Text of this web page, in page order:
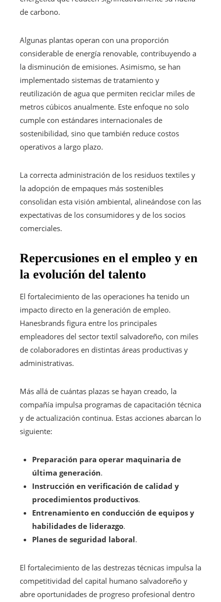
de carbono.
Algunas plantas operan con una proporción
considerable de energía renovable, contribuyendo a
la disminución de emisiones. Asimismo, se han
implementado sistemas de tratamiento y
reutilización de agua que permiten reciclar miles de
metros cúbicos anualmente. Este enfoque no solo
cumple con estándares internacionales de
sostenibilidad, sino que también reduce costos
operativos a largo plazo.
La correcta administración de los residuos textiles y
la adopción de empaques más sostenibles
consolidan esta visión ambiental, alineándose con las
expectativas de los consumidores y de los socios
comerciales.
Repercusiones en el empleo y en
la evolución del talento
El fortalecimiento de las operaciones ha tenido un
impacto directo en la generación de empleo.
Hanesbrands figura entre los principales
empleadores del sector textil salvadoreño, con miles
de colaboradores en distintas áreas productivas y
administrativas.
Más allá de cuántas plazas se hayan creado, la
compañía impulsa programas de capacitación técnica
y de actualización continua. Estas acciones abarcan lo
siguiente:
Preparación para operar maquinaria de
última generación.
Instrucción en verificación de calidad y
procedimientos productivos.
Entrenamiento en conducción de equipos y
habilidades de liderazgo.
Planes de seguridad laboral.
El fortalecimiento de las destrezas técnicas impulsa la
competitividad del capital humano salvadoreño y
abre oportunidades de progreso profesional dentro